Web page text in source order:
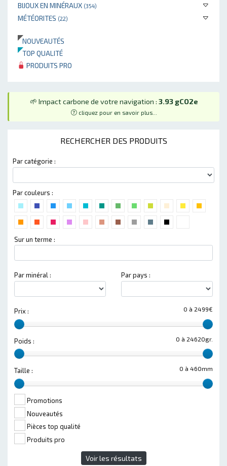
BIJOUX EN MINÉRAUX (354)
MÉTÉORITES (22)
NOUVEAUTÉS
TOP QUALITÉ
PRODUITS PRO
🌱 Impact carbone de votre navigation : 3.93 gCO2e
cliquez pour en savoir plus...
RECHERCHER DES PRODUITS
Par catégorie :
Par couleurs :
Sur un terme :
Par minéral : Par pays :
0 à 2499€
Prix :
0 à 24620gr.
Poids :
0 à 460mm
Taille :
Promotions
Nouveautés
Pièces top qualité
Produits pro
Voir les résultats